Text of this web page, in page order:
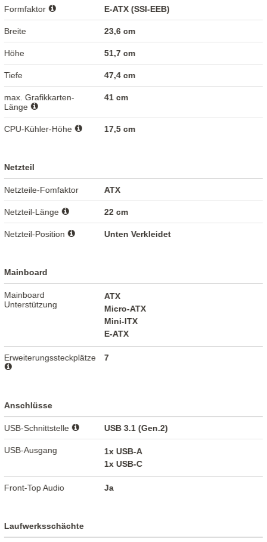
Formfaktor E-ATX (SSI-EEB)
Breite 23,6 cm
Höhe 51,7 cm
Tiefe 47,4 cm
max. Grafikkarten-
Länge
41 cm
CPU-Kühler-Höhe 17,5 cm
Netzteil
Netzteile-Fomfaktor ATX
Netzteil-Länge 22 cm
Netzteil-Position Unten Verkleidet
Mainboard
Mainboard
Unterstützung
ATX
Micro-ATX
Mini-ITX
E-ATX
Erweiterungssteckplätze 7
Anschlüsse
USB-Schnittstelle USB 3.1 (Gen.2)
USB-Ausgang
1x USB-A
1x USB-C
Front-Top Audio Ja
Laufwerksschächte